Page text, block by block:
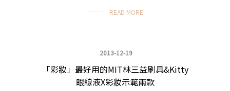
READ MORE
化妝品大採購
2013-12-19
「彩妝」最好用的MIT林三益刷具&Kitty
眼線液X彩妝示範兩款